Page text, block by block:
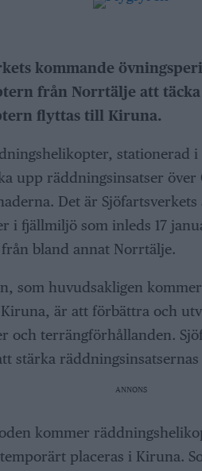
kommande
från Norrtälje att täcka
flyttas till Kiruna.
stationerad
upp räddningsinsatser över
Det är
i fjällmiljö som inleds 17
bland annat Norrtälje.
som huvudsakligen
är att förbättra och
och terrängförhållanden.
stärka
ANNONS
kommer
placeras i Kiruna.